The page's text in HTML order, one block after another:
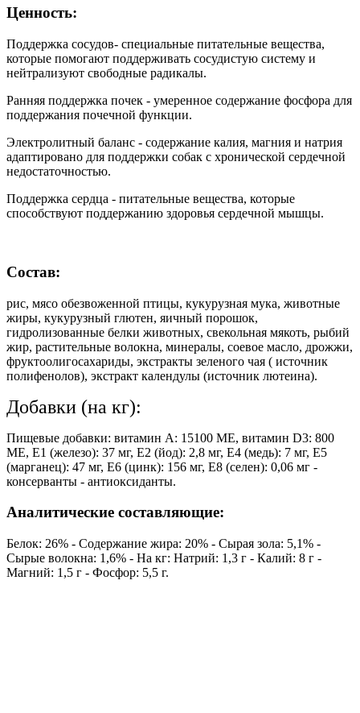
Ценность:
Поддержка сосудов- специальные питательные вещества,
которые помогают поддерживать сосудистую систему и
нейтрализуют свободные радикалы.
Ранняя поддержка почек - умеренное содержание фосфора для
поддержания почечной функции.
Электролитный баланс - содержание калия, магния и натрия
адаптировано для поддержки собак с хронической сердечной
недостаточностью.
Поддержка сердца - питательные вещества, которые
способствуют поддержанию здоровья сердечной мышцы.
Состав:
рис, мясо обезвоженной птицы, кукурузная мука, животные
жиры, кукурузный глютен, яичный порошок,
гидролизованные белки животных, свекольная мякоть, рыбий
жир, растительные волокна, минералы, соевое масло, дрожжи,
фруктоолигосахариды, экстракты зеленого чая ( источник
полифенолов), экстракт календулы (источник лютеина).
Добавки (на кг):
Пищевые добавки: витамин А: 15100 МЕ, витамин D3: 800
МЕ, E1 (железо): 37 мг, E2 (йод): 2,8 мг, E4 (медь): 7 мг, E5
(марганец): 47 мг, E6 (цинк): 156 мг, E8 (селен): 0,06 мг -
консерванты - антиоксиданты.
Аналитические составляющие:
Белок: 26% - Содержание жира: 20% - Сырая зола: 5,1% -
Сырые волокна: 1,6% - На кг: Натрий: 1,3 г - Калий: 8 г -
Магний: 1,5 г - Фосфор: 5,5 г.